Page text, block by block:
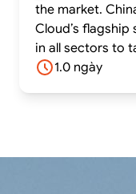
the market.
Cloud’s
in all sectors to
1.0 ngày